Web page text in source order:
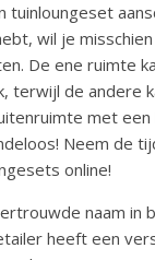
tuinloungeset
wil je
De ene ruimte
terwijl de andere
met een
Neem de
online!
naam in
heeft een